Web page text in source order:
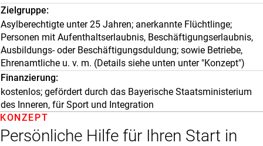
Zielgruppe
Asylberechtigte unter 25 Jahren; anerkannte Flüchtlinge;
Personen mit Aufenthaltserlaubnis, Beschäftigungserlaubnis,
Ausbildungs- oder Beschäftigungsduldung; sowie Betriebe,
Ehrenamtliche u. v. m. (Details siehe unten unter "Konzept")
Finanzierung
kostenlos; gefördert durch das Bayerische Staatsministerium
des Inneren, für Sport und Integration
Persönliche Hilfe für Ihren Start in
KONZEPT